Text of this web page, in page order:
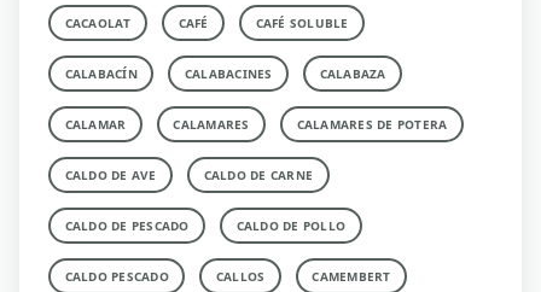
CACAOLAT CAFÉ CAFÉ SOLUBLE
CALABACÍN CALABACINES CALABAZA
CALAMAR CALAMARES CALAMARES DE POTERA
CALDO DE AVE CALDO DE CARNE
CALDO DE PESCADO CALDO DE POLLO
CALDO PESCADO CALLOS CAMEMBERT